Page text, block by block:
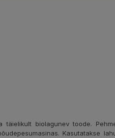
täielikult biolagunev toode.
Kasutatakse